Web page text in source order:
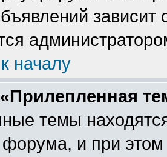
зависит
началу
темы
и при